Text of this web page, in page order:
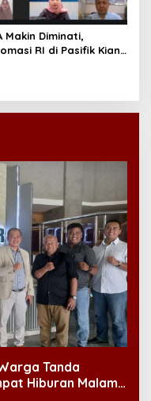
Makin Diminati,
RI di Pasifik Kian
Tanda
Hiburan Malam